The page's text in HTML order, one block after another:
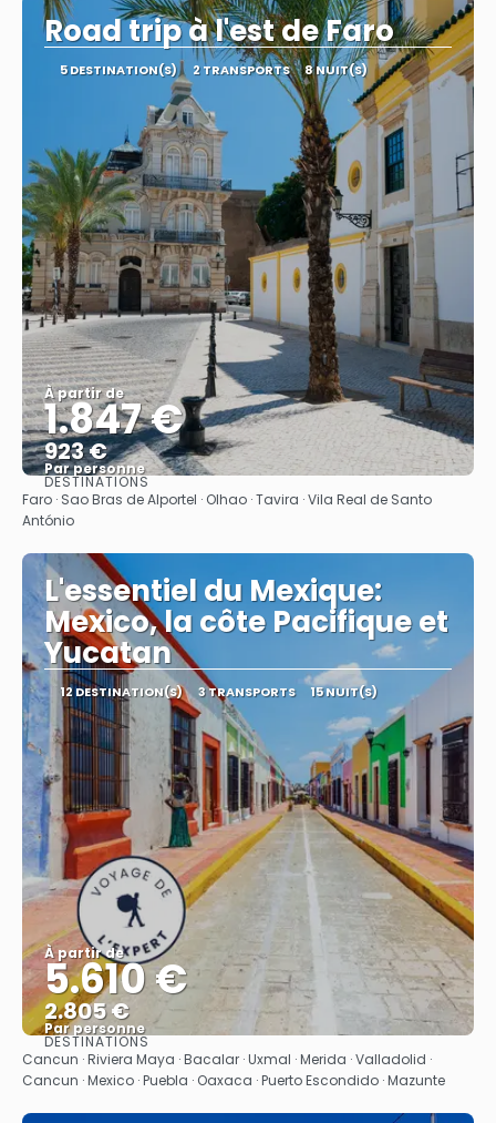
Road trip à l'est de Faro
5 DESTINATION(S) 2 TRANSPORTS 8 NUIT(S)
À partir de
1.847 €
923 €
Par personne
Afficher
DESTINATIONS
Faro · Sao Bras de Alportel · Olhao · Tavira · Vila Real de Santo
António
L'essentiel du Mexique:
Mexico, la côte Pacifique et
Yucatan
12 DESTINATION(S) 3 TRANSPORTS 15 NUIT(S)
À partir de
5.610 €
2.805 €
Par personne
Afficher
DESTINATIONS
Cancun · Riviera Maya · Bacalar · Uxmal · Merida · Valladolid ·
Cancun · Mexico · Puebla · Oaxaca · Puerto Escondido · Mazunte